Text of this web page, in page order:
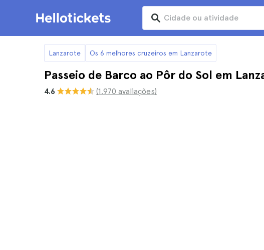
Lanzarote Os 6 melhores cruzeiros em Lanzarote
Passeio de Barco ao Pôr do Sol em
4.6 (1.970 avaliações)